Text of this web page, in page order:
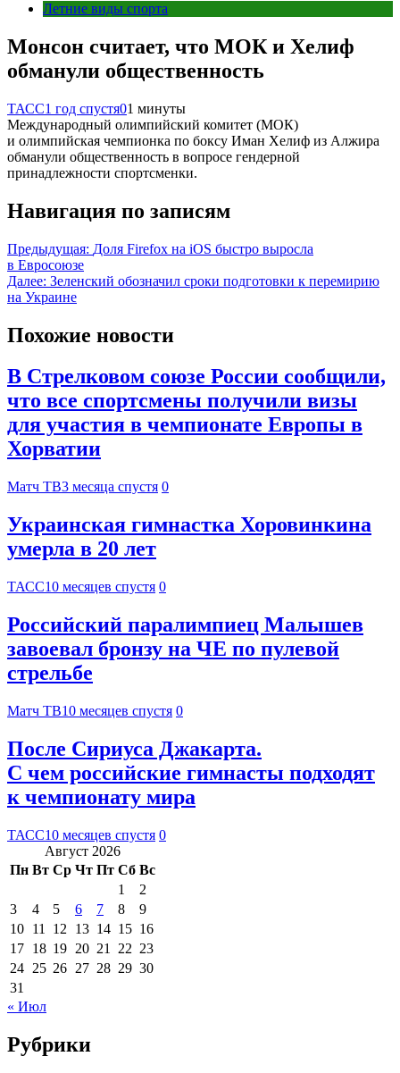
Летние виды спорта
Монсон считает, что МОК и Хелиф
обманули общественность
ТАСС1 год спустя01 минуты
Международный олимпийский комитет (МОК)
и олимпийская чемпионка по боксу Иман Хелиф из Алжира
обманули общественность в вопросе гендерной
принадлежности спортсменки.
Навигация по записям
Предыдущая: Доля Firefox на iOS быстро выросла
в Евросоюзе
Далее: Зеленский обозначил сроки подготовки к перемирию
на Украине
Похожие новости
В Стрелковом союзе России сообщили,
что все спортсмены получили визы
для участия в чемпионате Европы в
Хорватии
Матч ТВ3 месяца спустя 0
Украинская гимнастка Хоровинкина
умерла в 20 лет
ТАСС10 месяцев спустя 0
Российский паралимпиец Малышев
завоевал бронзу на ЧЕ по пулевой
стрельбе
Матч ТВ10 месяцев спустя 0
После Сириуса Джакарта.
С чем российские гимнасты подходят
к чемпионату мира
ТАСС10 месяцев спустя 0
Август 2026
Пн Вт Ср Чт Пт Сб Вс
1
2
3
4 5 6 7 8
9
10 11 12 13 14 15 16
17 18 19 20 21 22 23
24 25 26 27 28 29 30
31
« Июл
Рубрики